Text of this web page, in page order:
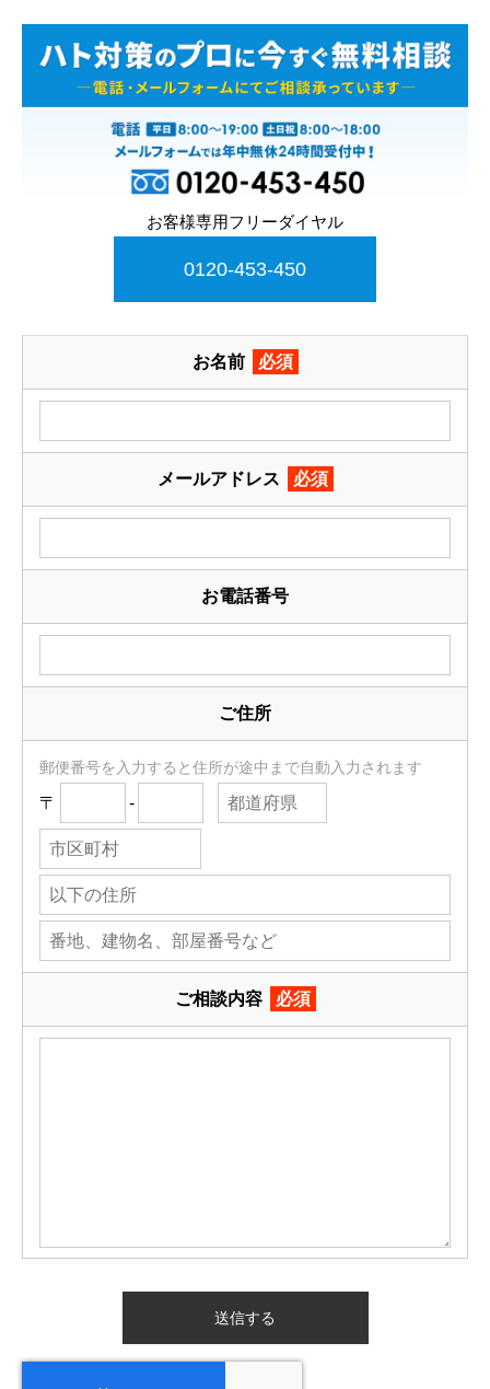
お客様専用フリーダイヤル
0120-453-450
お名前 必須
メールアドレス 必須
お電話番号
ご住所
郵便番号を入力すると住所が途中まで自動入力されます
〒 -
ご相談内容 必須